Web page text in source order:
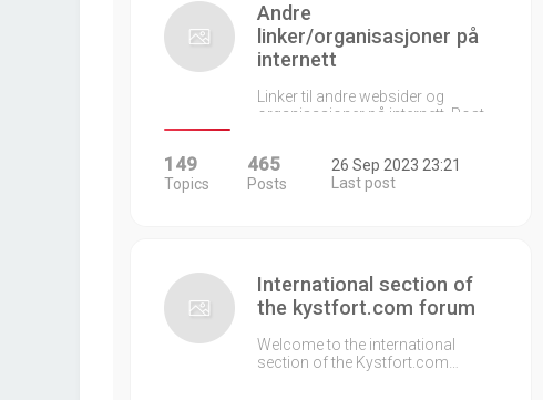
Andre
linker/organisasjoner på
internett
Linker til andre websider og
organisasjoner på internett. Post…
149
Topics
465
Posts
26 Sep 2023 23:21
Last post
International section of
the kystfort.com forum
Welcome to the international
section of the Kystfort.com…